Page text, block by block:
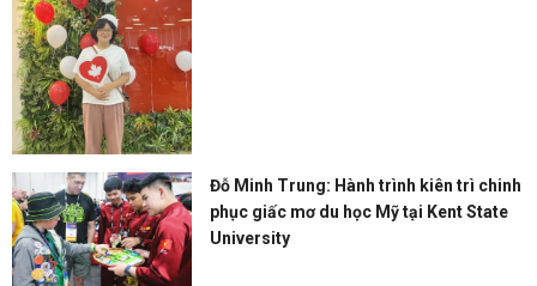
Đỗ Minh Trung: Hành trình kiên trì chinh
phục giấc mơ du học Mỹ tại Kent State
University